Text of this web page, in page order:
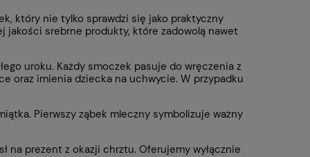
który nie tylko sprawdzi się jako praktyczny
jakości srebrne produkty, które zadowolą nawet
uroku. Każdy smoczek pasuje do wręczenia z
oraz imienia dziecka na uchwycie. W przypadku
Pierwszy ząbek mleczny symbolizuje ważny
na prezent z okazji chrztu. Oferujemy wyłącznie